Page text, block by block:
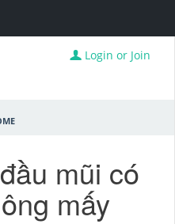
Login or Join
mũi có
mấy